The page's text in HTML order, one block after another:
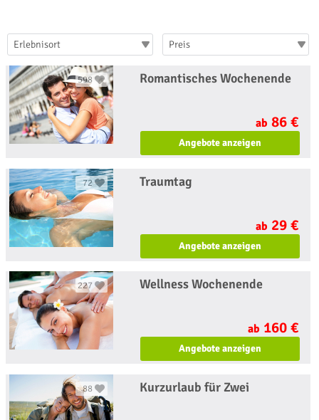
Erlebnisort Preis
598 Romantisches Wochenende
ab 86 €
Angebote anzeigen
72 Traumtag
ab 29 €
Angebote anzeigen
227 Wellness Wochenende
ab 160 €
Angebote anzeigen
88 Kurzurlaub für Zwei